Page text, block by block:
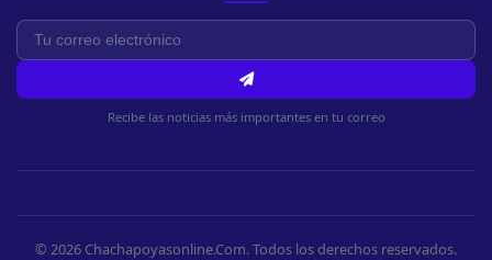
Recibe las noticias más importantes en tu correo
© 2026 Chachapoyasonline.Com. Todos los derechos reservados.